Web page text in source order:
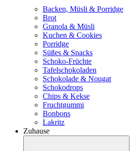
Backen, Müsli & Porridge
Brot
Granola & Müsli
Kuchen & Cookies
Porridge
Süßes & Snacks
Schoko-Früchte
Tafelschokoladen
Schokolade & Nougat
Schokodrops
Chips & Kekse
Fruchtgummi
Bonbons
Lakritz
Zuhause